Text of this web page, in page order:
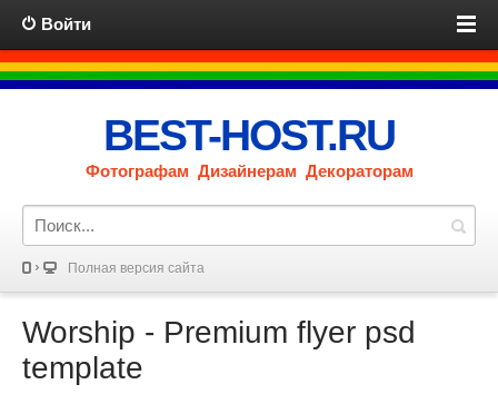
Войти
BEST-HOST.RU
Фотографам Дизайнерам Декораторам
Полная версия сайта
Worship - Premium flyer psd
template